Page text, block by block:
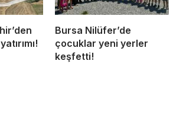
Bursa Nilüfer’de
çocuklar yeni yerler
keşfetti!